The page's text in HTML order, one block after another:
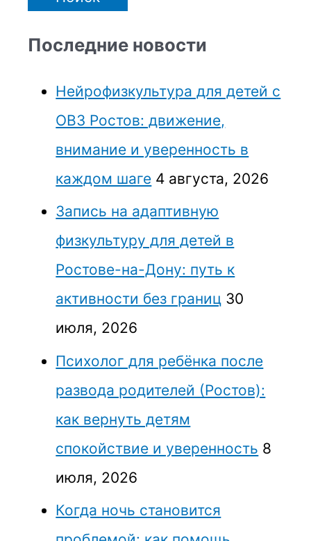
Последние новости
Нейрофизкультура для детей с
ОВЗ Ростов: движение,
внимание и уверенность в
каждом шаге 4 августа, 2026
Запись на адаптивную
физкультуру для детей в
Ростове-на-Дону: путь к
активности без границ 30
июля, 2026
Психолог для ребёнка после
развода родителей (Ростов):
как вернуть детям
спокойствие и уверенность 8
июля, 2026
Когда ночь становится